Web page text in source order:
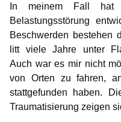
In meinem Fall hat
Belastungsstörung
Beschwerden bestehen
litt viele Jahre unter
Auch war es mir nicht
von Orten zu fahren,
stattgefunden haben.
Traumatisierung zeigen